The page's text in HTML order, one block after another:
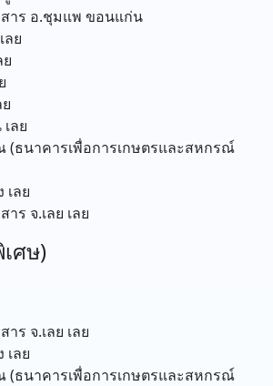
าร อ.ชุมแพ ขอนแก่น
เลย
ย
ย
เลย
(ธนาคารเพื่อการเกษตรและสหกรณ์
เลย
ร จ.เลย เลย
ศษ)
ร จ.เลย เลย
เลย
(ธนาคารเพื่อการเกษตรและสหกรณ์